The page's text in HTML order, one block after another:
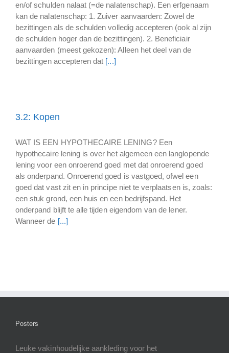
en/of schulden nalaat (=de nalatenschap). Een erfgenaam
kan de nalatenschap: 1. Zuiver aanvaarden: Zowel de
bezittingen als de schulden volledig accepteren (ook al zijn
de schulden hoger dan de bezittingen). 2. Beneficiair
aanvaarden (meest gekozen): Alleen het deel van de
bezittingen accepteren dat [...]
3.2: Kopen
WAT IS EEN HYPOTHECAIRE LENING? Een
hypothecaire lening is over het algemeen een langlopende
lening voor een onroerend goed met dat onroerend goed
als onderpand. Onroerend goed is vastgoed, ofwel een
goed dat vast zit en in principe niet te verplaatsen is, zoals:
een stuk grond, een huis en een bedrijfspand. Het
onderpand blijft te alle tijden eigendom van de lener.
Wanneer de [...]
Posters
Leuke vakinhoudelijke aankleding voor het